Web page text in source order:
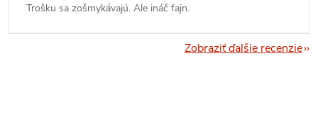
Trošku sa zošmykávajú. Ale ináč fajn.
Zobraziť ďalšie recenzie